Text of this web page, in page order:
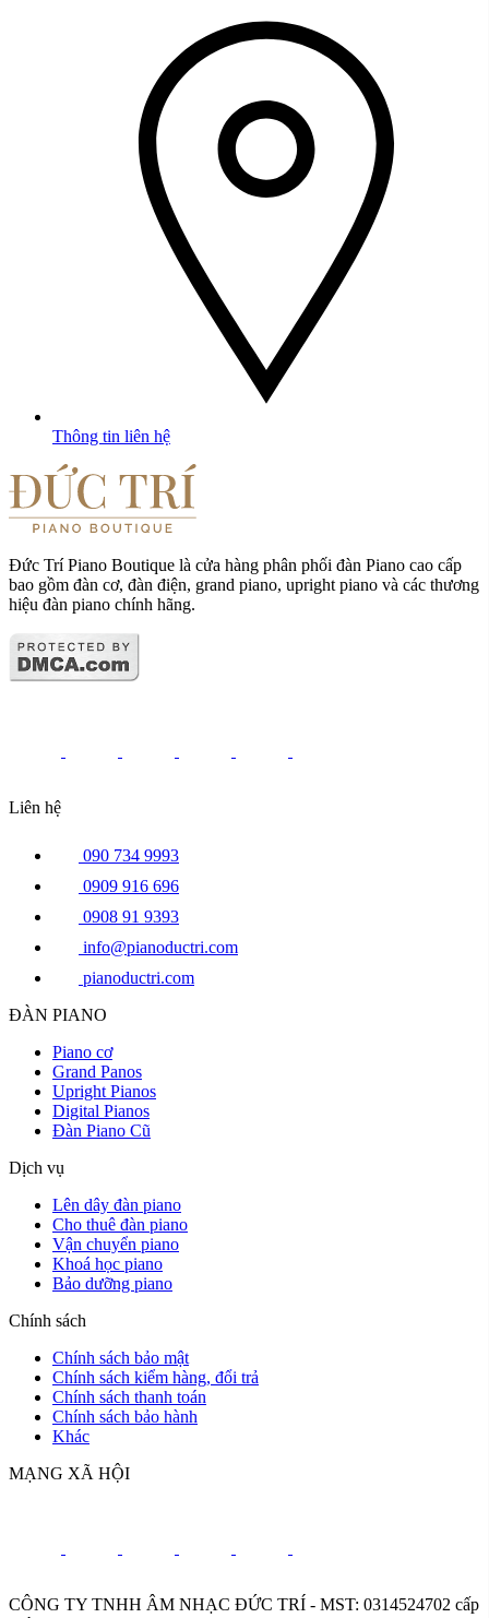
Thông tin liên hệ
Đức Trí Piano Boutique là cửa hàng phân phối đàn Piano cao cấp
bao gồm đàn cơ, đàn điện, grand piano, upright piano và các thương
hiệu đàn piano chính hãng.
Liên hệ
090 734 9993
0909 916 696
0908 91 9393
info@pianoductri.com
pianoductri.com
ĐÀN PIANO
Piano cơ
Grand Panos
Upright Pianos
Digital Pianos
Đàn Piano Cũ
Dịch vụ
Lên dây đàn piano
Cho thuê đàn piano
Vận chuyển piano
Khoá học piano
Bảo dưỡng piano
Chính sách
Chính sách bảo mật
Chính sách kiểm hàng, đổi trả
Chính sách thanh toán
Chính sách bảo hành
Khác
MẠNG XÃ HỘI
CÔNG TY TNHH ÂM NHẠC ĐỨC TRÍ - MST: 0314524702 cấp